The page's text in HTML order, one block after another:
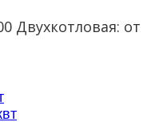
Двухкотловая: от